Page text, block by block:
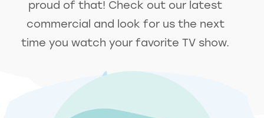
proud of that! Check out our latest
commercial and look for us the next
time you watch your favorite TV show.